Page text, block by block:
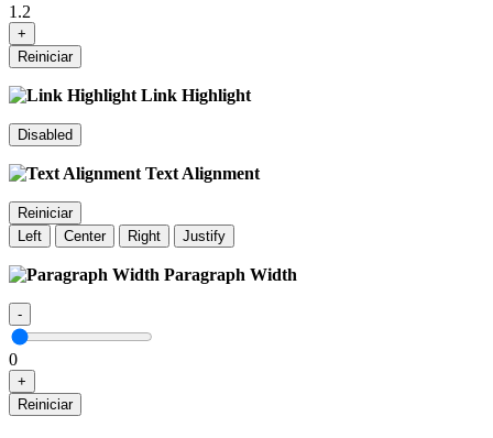
1.2
+
Reiniciar
Link Highlight
Disabled
Text Alignment
Reiniciar
Left
Center Right Justify
Paragraph Width
-
0
+
Reiniciar